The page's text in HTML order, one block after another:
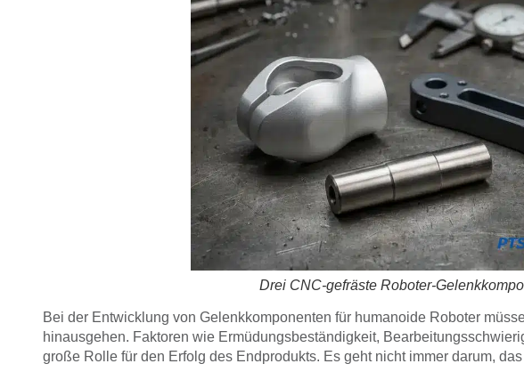
Drei CNC-gefräste Roboter-
Bei der Entwicklung von Gelenkkomponenten für humanoide Roboter
hinausgehen. Faktoren wie Ermüdungsbeständigkeit,
große Rolle für den Erfolg des Endprodukts. Es geht nicht immer darum,